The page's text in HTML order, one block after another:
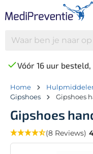
Vóór 16 uur
Home
Gipshoes
Gipshoes
Gipshoes
(8 Reviews)